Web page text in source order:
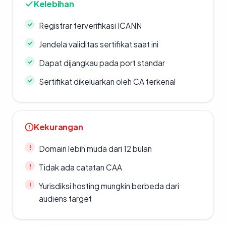
Kelebihan
Registrar terverifikasi ICANN
Jendela validitas sertifikat saat ini
Dapat dijangkau pada port standar
Sertifikat dikeluarkan oleh CA terkenal
Kekurangan
Domain lebih muda dari 12 bulan
Tidak ada catatan CAA
Yurisdiksi hosting mungkin berbeda dari
audiens target